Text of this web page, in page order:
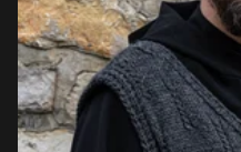
EURÓPA
ELŐADÓK
INGYENES DIÁK- ÉS